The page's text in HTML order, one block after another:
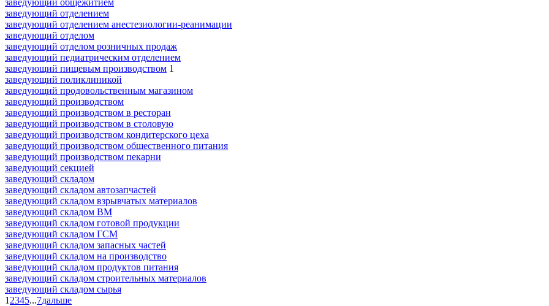
заведующий отделением
заведующий отделением анестезиологии-реанимации
заведующий отделом
заведующий отделом розничных продаж
заведующий педиатрическим отделением
заведующий пищевым производством 1
заведующий поликлиникой
заведующий продовольственным магазином
заведующий производством
заведующий производством в ресторан
заведующий производством в столовую
заведующий производством кондитерского цеха
заведующий производством общественного питания
заведующий производством пекарни
заведующий секцией
заведующий складом
заведующий складом автозапчастей
заведующий складом взрывчатых материалов
заведующий складом ВМ
заведующий складом готовой продукции
заведующий складом ГСМ
заведующий складом запасных частей
заведующий складом на производство
заведующий складом продуктов питания
заведующий складом строительных материалов
заведующий складом сырья
1 2345...7дальше